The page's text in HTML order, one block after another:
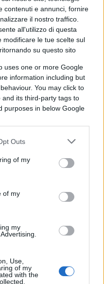
contenuti e annunci, fornire
il nostro traffico.
all'utilizzo di questa
modificare le tue scelte sul
su questo sito
uses one or more Google
information including but
You may click to
its third-party tags to
purposes in below Google
Outs
of my
of my
my
Use,
of my
with the
come
questa spada di
del Torino, per
pelo dalla serie B,
in tutta fretta
in Spagna
) dove l’ingresso nel
Gruppo Prisa diEl
un ulteriore pericolo.
certo non si
nell’era Conte, ha
Mario Draghi
tutti, a partire dal
cadrega a Taranto,